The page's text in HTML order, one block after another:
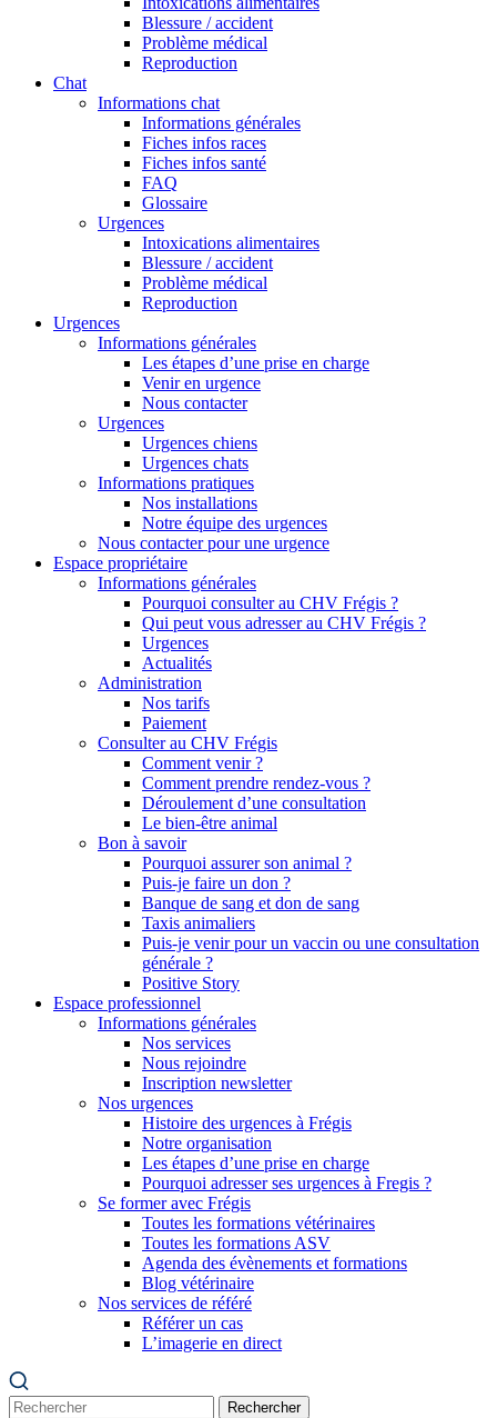
Blessure / accident
Problème médical
Reproduction
Chat
Informations chat
Informations générales
Fiches infos races
Fiches infos santé
FAQ
Glossaire
Urgences
Intoxications alimentaires
Blessure / accident
Problème médical
Reproduction
Urgences
Informations générales
Les étapes d’une prise en charge
Venir en urgence
Nous contacter
Urgences
Urgences chiens
Urgences chats
Informations pratiques
Nos installations
Notre équipe des urgences
Nous contacter pour une urgence
Espace propriétaire
Informations générales
Pourquoi consulter au CHV Frégis ?
Qui peut vous adresser au CHV Frégis ?
Urgences
Actualités
Administration
Nos tarifs
Paiement
Consulter au CHV Frégis
Comment venir ?
Comment prendre rendez-vous ?
Déroulement d’une consultation
Le bien-être animal
Bon à savoir
Pourquoi assurer son animal ?
Puis-je faire un don ?
Banque de sang et don de sang
Taxis animaliers
Puis-je venir pour un vaccin ou une consultation
générale ?
Positive Story
Espace professionnel
Informations générales
Nos services
Nous rejoindre
Inscription newsletter
Nos urgences
Histoire des urgences à Frégis
Notre organisation
Les étapes d’une prise en charge
Pourquoi adresser ses urgences à Fregis ?
Se former avec Frégis
Toutes les formations vétérinaires
Toutes les formations ASV
Agenda des évènements et formations
Blog vétérinaire
Nos services de référé
Référer un cas
L’imagerie en direct
Rechercher